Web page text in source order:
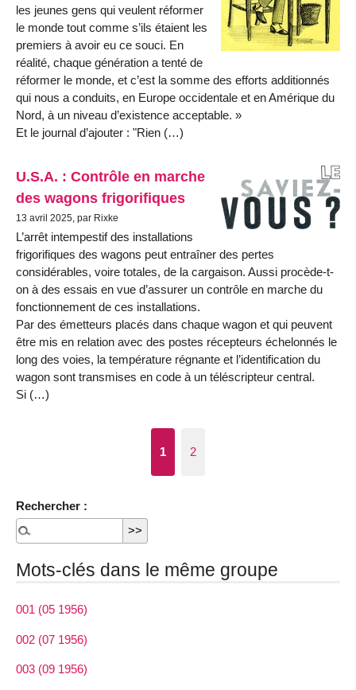
les jeunes gens qui veulent réformer
le monde tout comme s’ils étaient les
premiers à avoir eu ce souci. En
réalité, chaque génération a tenté de
réformer le monde, et c’est la somme des efforts additionnés
qui nous a conduits, en Europe occidentale et en Amérique du
Nord, à un niveau d’existence acceptable. »
Et le journal d’ajouter : "Rien (…)
U.S.A. : Contrôle en marche
des wagons frigorifiques
13 avril 2025, par Rixke
L’arrêt intempestif des installations
frigorifiques des wagons peut entraîner des pertes
considérables, voire totales, de la cargaison. Aussi procède-t-
on à des essais en vue d’assurer un contrôle en marche du
fonctionnement de ces installations.
Par des émetteurs placés dans chaque wagon et qui peuvent
être mis en relation avec des postes récepteurs échelonnés le
long des voies, la température régnante et l’identification du
wagon sont transmises en code à un téléscripteur central.
Si (…)
1 2
Rechercher :
Mots-clés dans le même groupe
001 (05 1956)
002 (07 1956)
003 (09 1956)